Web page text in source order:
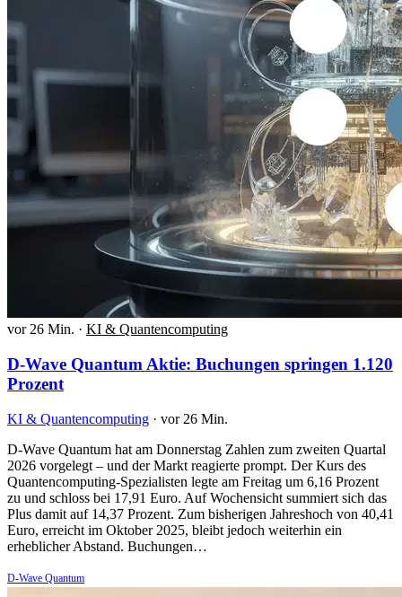
vor 26 Min. · KI & Quantencomputing
D-Wave Quantum Aktie: Buchungen springen 1.120
Prozent
KI & Quantencomputing · vor 26 Min.
D-Wave Quantum hat am Donnerstag Zahlen zum zweiten Quartal
2026 vorgelegt – und der Markt reagierte prompt. Der Kurs des
Quantencomputing-Spezialisten legte am Freitag um 6,16 Prozent
zu und schloss bei 17,91 Euro. Auf Wochensicht summiert sich das
Plus damit auf 14,37 Prozent. Zum bisherigen Jahreshoch von 40,41
Euro, erreicht im Oktober 2025, bleibt jedoch weiterhin ein
erheblicher Abstand. Buchungen…
D-Wave Quantum